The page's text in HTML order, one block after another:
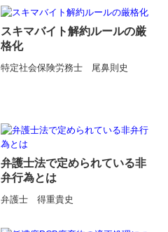
スキマバイト解約ルールの厳
格化
特定社会保険労務士 尾鼻則史
弁護士法で定められている非
弁行為とは
弁護士 得重貴史